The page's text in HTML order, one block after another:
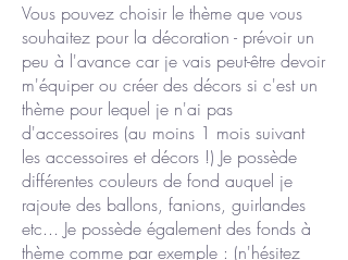
Vous pouvez choisir le thème que vous
souhaitez pour la décoration - prévoir un
peu à l'avance car je vais peut-être devoir
m'équiper ou créer des décors si c'est un
thème pour lequel je n'ai pas
d'accessoires (au moins 1 mois suivant
les accessoires et décors !) Je possède
différentes couleurs de fond auquel je
rajoute des ballons, fanions, guirlandes
etc... Je possède également des fonds à
thème comme par exemple : (n'hésitez